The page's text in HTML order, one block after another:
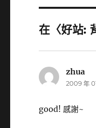
在〈好站:
zhua
示:
2009 年
good! 感謝~